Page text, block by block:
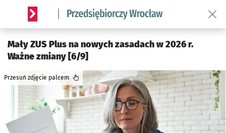
Serwis informacyjny wroclaw.pl podserwis: Strategia
Mały ZUS Plus na nowych zasadach w 2026 r.
Ważne zmiany [6/9]
Przesuń zdjęcie palcem